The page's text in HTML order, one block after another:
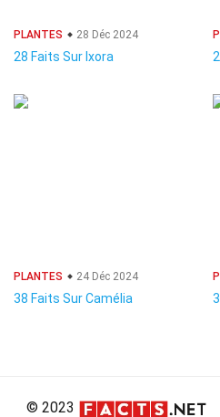
PLANTES 28 Déc 2024
28 Faits Sur Ixora
PLANTES 24 Déc 2024
38 Faits Sur Camélia
© 2023